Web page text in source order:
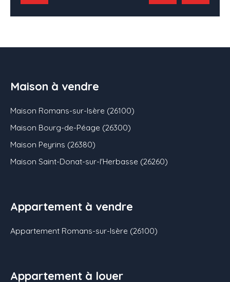
Maison à vendre
Maison Romans-sur-Isère (26100)
Maison Bourg-de-Péage (26300)
Maison Peyrins (26380)
Maison Saint-Donat-sur-l'Herbasse (26260)
Appartement à vendre
Appartement Romans-sur-Isère (26100)
Appartement à louer